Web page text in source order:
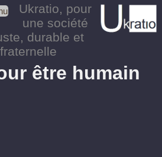
Ukratio, pour
une société
durable et
fraternelle
être humain